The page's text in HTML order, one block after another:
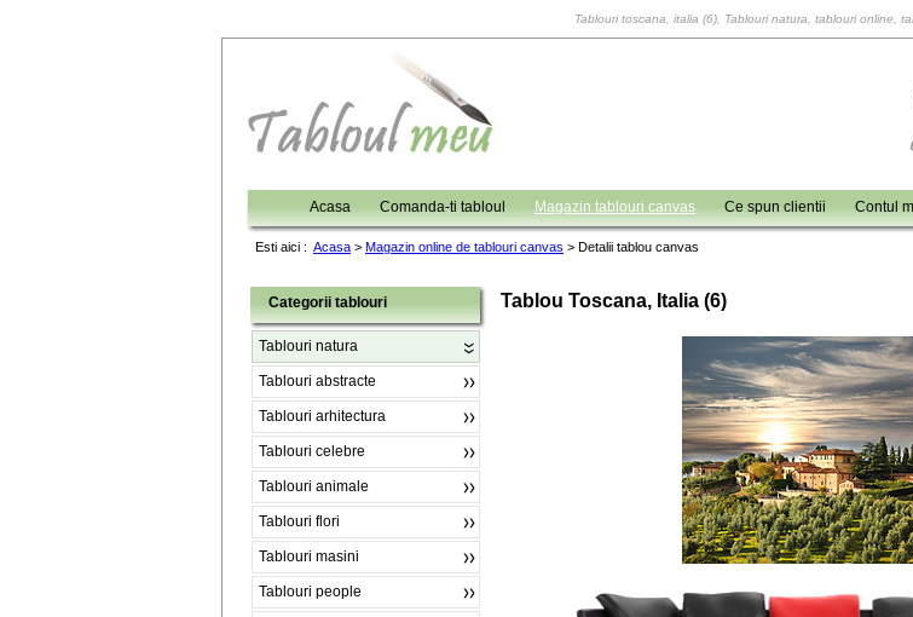
Tablouri toscana, italia (6), Tablouri natura, tablouri online,
Acasa Comanda-ti tabloul Magazin tablouri canvas Ce spun clientii Contul
Esti aici : Acasa > Magazin online de tablouri canvas > Detalii tablou canvas
Categorii tablouri
Tablouri natura
Tablouri abstracte
Tablouri arhitectura
Tablouri celebre
Tablouri animale
Tablouri flori
Tablouri masini
Tablouri people
Tablou Toscana, Italia (6)